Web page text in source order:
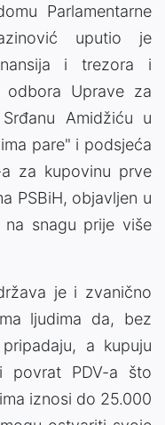
Parlamentarne
uputio je
i trezora i
odbora Uprave za
Amidžiću u
pare" i podsjeća
za kupovinu prve
PSBiH, objavljen u
na snagu prije više
je i zvanično
ljudima da, bez
a kupuju
povrat PDV-a što
iznosi do 25.000